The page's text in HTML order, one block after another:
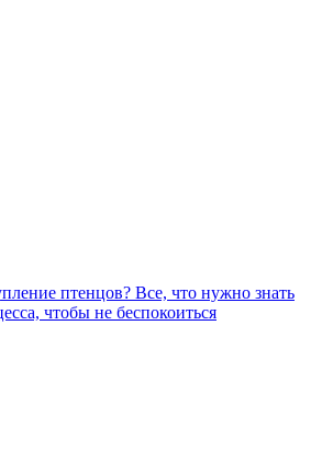
птенцов? Все, что нужно знать
чтобы не беспокоиться